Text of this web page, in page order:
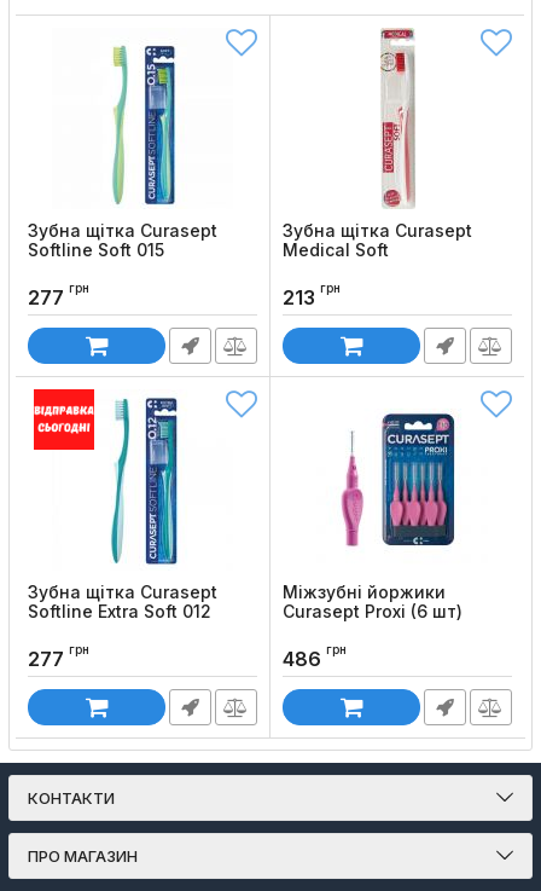
Зубна щітка Curasept
Softline Soft 015
277 грн
Зубна щітка Curasept
Medical Soft
213 грн
Зубна щітка Curasept
Softline Extra Soft 012
277 грн
Міжзубні йоржики
Curasept Proxi (6 шт)
486 грн
КОНТАКТИ
ПРО МАГАЗИН